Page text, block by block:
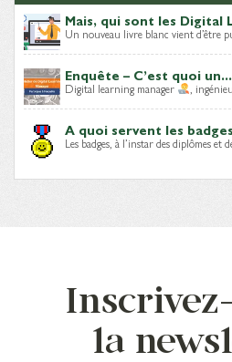
Mais, qui sont les Digital
Un nouveau livre blanc vient d’être
Enquête – C’est quoi un...
Digital learning manager ,
A quoi servent les
Les badges, à l’instar des diplômes et
la